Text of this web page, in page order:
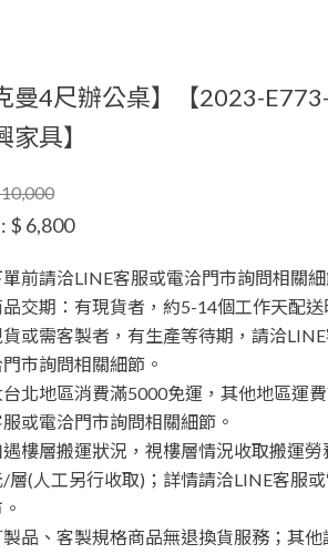
曼4尺辦公桌】【2023-E773-
具】
$ 6,800
前請洽LINE客服或電洽門市詢問相關細
交期：有現貨者，約5-14個工作天配送
或需客製者，有生產等待期，請洽
市詢問相關細節。
北地區消費滿5000免運，其他地區運
或電洽門市詢問相關細節。
樓層搬運狀況，視樓層情況收取搬運勞
層(人工另行收取)；詳情請洽LINE客服
品、客製規格商品無退換貨服務；其他